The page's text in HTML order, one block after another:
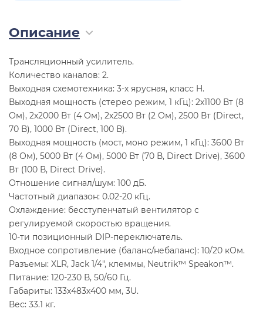
Описание
Трансляционный усилитель.
Количество каналов: 2.
Выходная схемотехника: 3-х ярусная, класс H.
Выходная мощность (стерео режим, 1 кГц): 2х1100 Вт (8
Ом), 2х2000 Вт (4 Ом), 2х2500 Вт (2 Ом), 2500 Вт (Direct,
70 В), 1000 Вт (Direct, 100 В).
Выходная мощность (мост, моно режим, 1 кГц): 3600 Вт
(8 Ом), 5000 Вт (4 Ом), 5000 Вт (70 В, Direct Drive), 3600
Вт (100 В, Direct Drive).
Отношение сигнал/шум: 100 дБ.
Частотный диапазон: 0.02-20 кГц.
Охлаждение: бесступенчатый вентилятор с
регулируемой скоростью вращения.
10-ти позиционный DIP-переключатель.
Входное сопротивление (баланс/небаланс): 10/20 кОм.
Разъемы: XLR, Jack 1/4", клеммы, Neutrik™ Speakon™.
Питание: 120-230 В, 50/60 Гц.
Габариты: 133х483х400 мм, 3U.
Вес: 33.1 кг.